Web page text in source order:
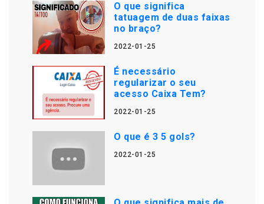
O que significa
tatuagem de duas faixas
no braço?
2022-01-25
É necessário
regularizar o seu
acesso Caixa Tem?
2022-01-25
O que é 3 5 gols?
2022-01-25